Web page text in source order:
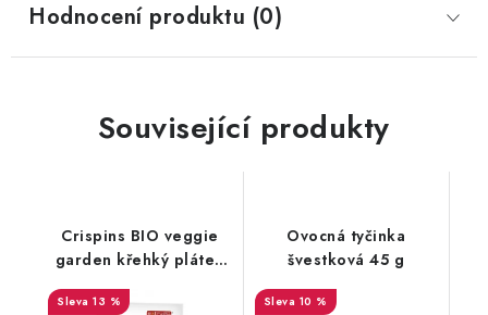
Hodnocení produktu (0)
Související produkty
Crispins BIO veggie
garden křehký plátek
100g
13 %
Ovocná tyčinka
švestková 45 g
10 %